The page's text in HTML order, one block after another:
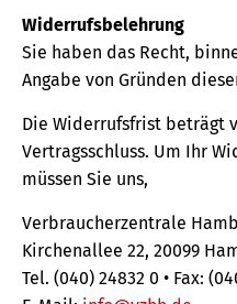
Widerrufsbelehrung
Sie haben das Recht,
Angabe von Gründen
Die Widerrufsfrist beträgt
Vertragsschluss. Um Ihr
müssen Sie uns,
Verbraucherzentrale
Kirchenallee 22, 20099
Tel. (040) 24832 0 • Fax: